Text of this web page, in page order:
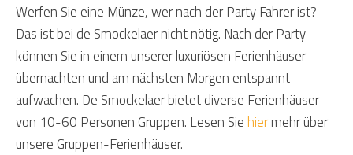
Werfen Sie eine Münze, wer nach der Party Fahrer ist?
Das ist bei de Smockelaer nicht nötig. Nach der Party
können Sie in einem unserer luxuriösen Ferienhäuser
übernachten und am nächsten Morgen entspannt
aufwachen. De Smockelaer bietet diverse Ferienhäuser
von 10-60 Personen Gruppen. Lesen Siehiermehr über
unsere Gruppen-Ferienhäuser.